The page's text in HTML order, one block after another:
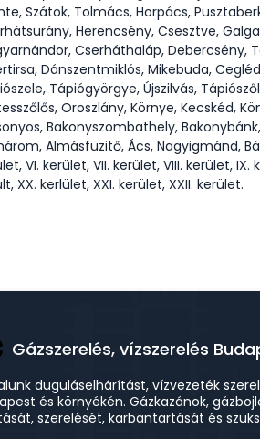
Szátok, Tolmács, Horpács,
Herencsény, Csesztve,
Cserháthaláp, Debercsény,
Dánszentmiklós, Mikebuda,
Tápiógyörgye, Újszilvás,
Oroszlány, Környe, Kecskéd,
Bakonyszombathely,
Almásfüzitő, Ács, Nagyigmánd,
VI. kerület, VII. kerület, VIII. kerület, IX.
XX. kerlület, XXI. kerület, XXII. kerület.
Gázszerelés, vízszerelés
duguláselhárítást, vízvezeték
és környékén. Gázkazánok,
szerelését, karbantartását és